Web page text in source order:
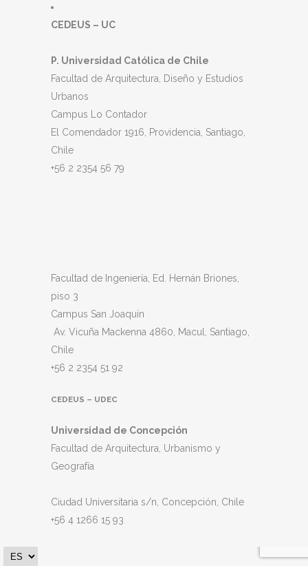
CEDEUS – UC
P. Universidad Católica de Chile
Facultad de Arquitectura, Diseño y Estudios
Urbanos
Campus Lo Contador
El Comendador 1916, Providencia, Santiago,
Chile
+56 2 2354 56 79
Facultad de Ingeniería, Ed. Hernán Briones,
piso 3
Campus San Joaquín
Av. Vicuña Mackenna 4860, Macul, Santiago,
Chile
+56 2 2354 51 92
CEDEUS – UDEC
Universidad de Concepción
Facultad de Arquitectura, Urbanismo y
Geografía
Ciudad Universitaria s/n, Concepción, Chile
+56 4 1266 15 93